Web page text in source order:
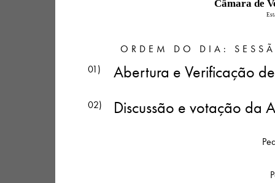
Câmara de
ORDEM DO DIA:
01)
Abertura e Verificação
02) Discussão e votação da